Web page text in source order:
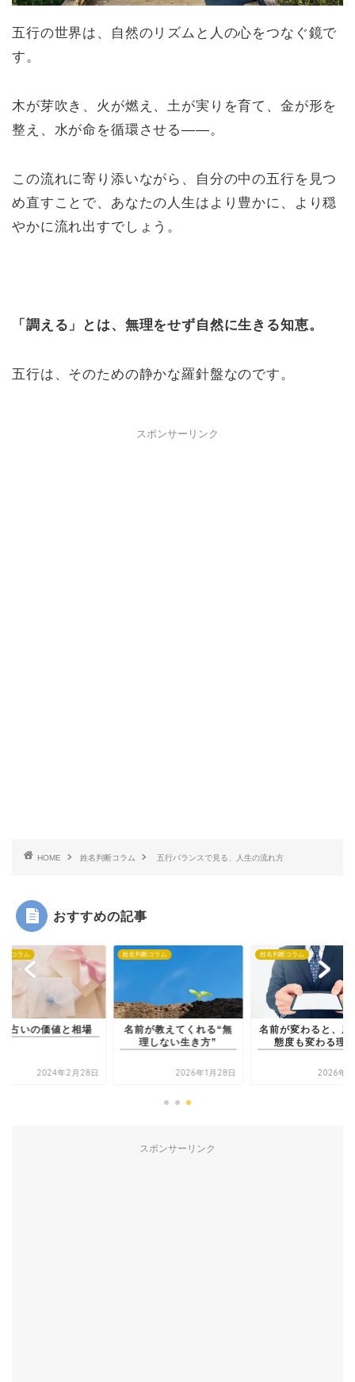
五行の世界は、自然のリズムと人の心をつなぐ鏡で
す。
木が芽吹き、火が燃え、土が実りを育て、金が形を
整え、水が命を循環させる――。
この流れに寄り添いながら、自分の中の五行を見つ
め直すことで、あなたの人生はより豊かに、より穏
やかに流れ出すでしょう。
「調える」とは、無理をせず自然に生きる知恵。
五行は、そのための静かな羅針盤なのです。
スポンサーリンク
HOME 姓名判断コラム 五行バランスで見る、人生の流れ方
おすすめの記事
断コラム
占いの価値と相場
2024年2月28日
姓名判断コラム
名前が教えてくれる“無
理しない生き方”
2026年1月28日
姓名判断コラム
名前が変わると、周
態度も変わる理
2026年6
スポンサーリンク